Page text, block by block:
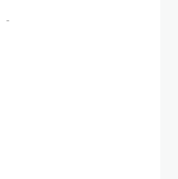
-